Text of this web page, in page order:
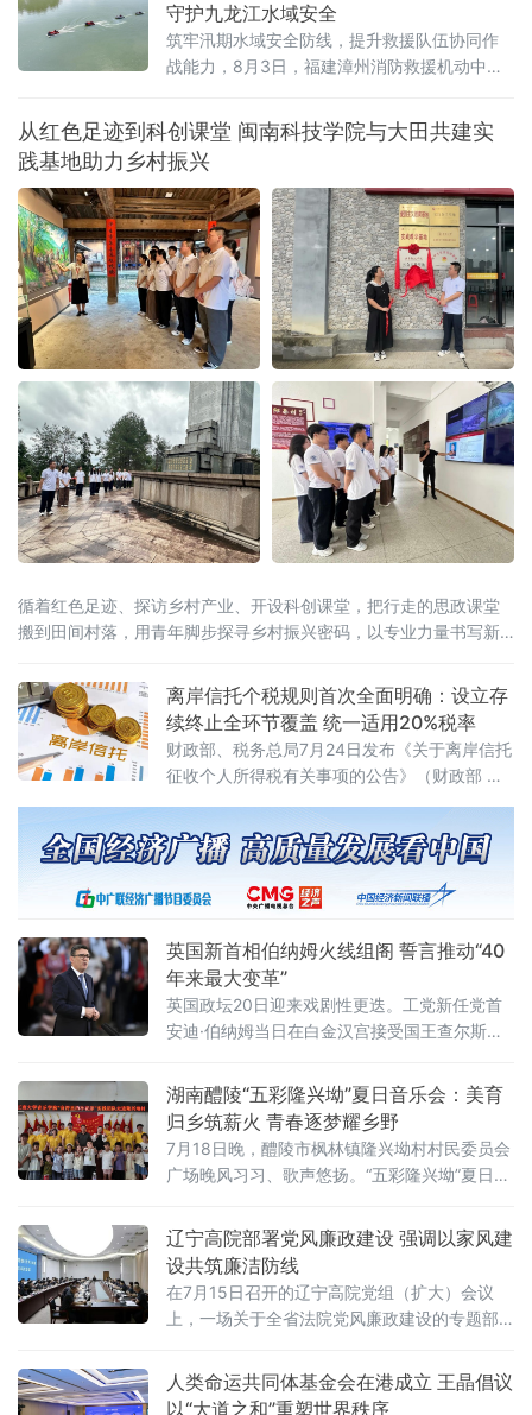
守护九龙江水域安全
筑牢汛期水域安全防线，提升救援队伍协同作
战能力，8月3日，福建漳州消防救援机动中队
展水域救援实战化演练。
从红色足迹到科创课堂 闽南科技学院与大田共建实
践基地助力乡村振兴
循着红色足迹、探访乡村产业、开设科创课堂，把行走的思政课堂
搬到田间村落，用青年脚步探寻乡村振兴密码，以专业力量书写新
员跟随讲解员重
离岸信托个税规则首次全面明确：设立存
续终止全环节覆盖 统一适用20%税率
财政部、税务总局7月24日发布《关于离岸信托
征收个人所得税有关事项的公告》（财政部 税
岸信托设立、存续、终止清算全环节的个人所
得税征管规则。根据公告，个人将财产装入离
岸信托以及通过离岸信托取得收益，均属于个
人所得税法规定的应税所得，应当依法申报纳
财富代际传承、跨境资产配置及风险管理
英国新首相伯纳姆火线组阁 誓言推动“40
年来最大变革”
英国政坛20日迎来戏剧性更迭。工党新任党首
安迪·伯纳姆当日在白金汉宫接受国王查尔斯三
首相斯塔默于当天早些时候辞去首相职务。伯
纳姆就任后数小时内即完成新一届内阁组建，
多项人事任命出人意料，被视为其开启政治新
时代的明确信号。前国防大臣“爆冷”执掌财政根
据首相办公室发布的人事通报，最受瞩目的财
上
湖南醴陵“五彩隆兴坳”夏日音乐会：美育
归乡筑薪火 青春逐梦耀乡野
7月18日晚，醴陵市枫林镇隆兴坳村村民委员会
广场晚风习习、歌声悠扬。“五彩隆兴坳”夏日音
益实践团暑期“三下乡”社会实践的成果集中展
演，也是本土青年学成归乡、以美育人、薪火
相传的一次深情回馈，更是株洲市文联、湖南
工商大学落实省文联"村歌嘹亮"主题活动以及省
市艺教融合工作的一项重要举措。株洲市文联
辽宁高院部署党风廉政建设 强调以家风建
设共筑廉洁防线
在7月15日召开的辽宁高院党组（扩大）会议
上，一场关于全省法院党风廉政建设的专题部
庭家教家风建设”列为重点议题之一，明确推动
院家共建，以家风促廉风，共筑廉洁防线。会
人类命运共同体基金会在港成立 王晶倡议
以“大道之和”重塑世界秩序